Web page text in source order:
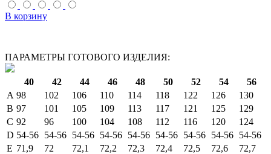
В корзину
ПАРАМЕТРЫ ГОТОВОГО ИЗДЕЛИЯ:
40 42 44 46 48 50 52 54
56
A 98 102 106 110 114 118 122 126
130
B 97 101 105 109 113 117 121 125
129
C 92 96 100 104 108 112 116 120
124
D 54-56 54-56 54-56 54-56 54-56 54-56 54-56 54-56 54-56
E 71,9 72 72,1 72,2 72,3 72,4 72,5 72,6
72,7